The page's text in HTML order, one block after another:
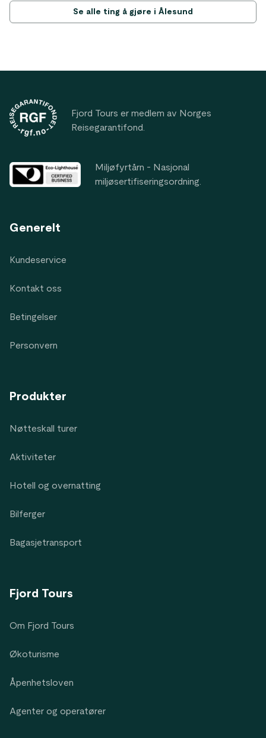
Se alle ting å gjøre i Ålesund
Fjord Tours er medlem av Norges
Reisegarantifond.
Miljøfyrtårn - Nasjonal
miljøsertifiseringsordning.
Generelt
Kundeservice
Kontakt oss
Betingelser
Personvern
Produkter
Nøtteskall turer
Aktiviteter
Hotell og overnatting
Bilferger
Bagasjetransport
Fjord Tours
Om Fjord Tours
Økoturisme
Åpenhetsloven
Agenter og operatører